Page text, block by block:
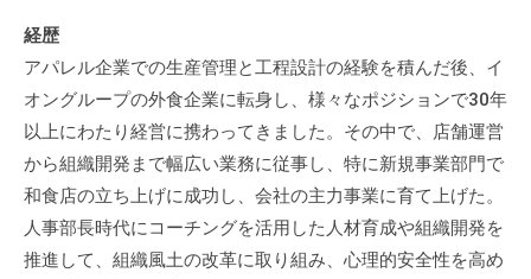
経歴
アパレル企業での生産管理と工程設計の経験を積んだ後、イ
オングループの外食企業に転身し、様々なポジションで30年
以上にわたり経営に携わってきました。その中で、店舗運営
から組織開発まで幅広い業務に従事し、特に新規事業部門で
和食店の立ち上げに成功し、会社の主力事業に育て上げた。
人事部長時代にコーチングを活用した人材育成や組織開発を
推進して、組織風土の改革に取り組み、心理的安全性を高め